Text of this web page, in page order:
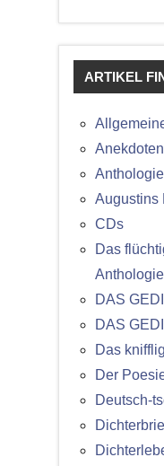
ARTIKEL
Anekdoten
Augustins
CDs
Das
Anthologie
DAS
DAS
Das
Der
Deutsch-